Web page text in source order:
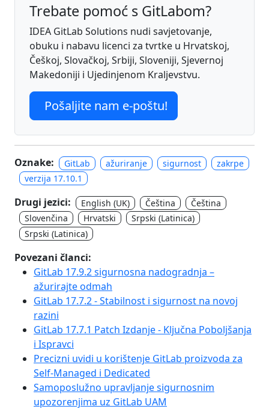
Trebate pomoć s GitLabom?
IDEA GitLab Solutions nudi savjetovanje,
obuku i nabavu licenci za tvrtke u Hrvatskoj,
Češkoj, Slovačkoj, Srbiji, Sloveniji, Sjevernoj
Makedoniji i Ujedinjenom Kraljevstvu.
Pošaljite nam e-poštu!
Oznake: GitLab ažuriranje sigurnost
zakrpe
verzija 17.10.1
Drugi jezici: English (UK) Čeština
Čeština
Slovenčina
Hrvatski
Srpski (Latinica)
Srpski (Latinica)
Povezani članci:
GitLab 17.9.2 sigurnosna nadogradnja –
ažurirajte odmah
GitLab 17.7.2 - Stabilnost i sigurnost na novoj
razini
GitLab 17.7.1 Patch Izdanje - Ključna Poboljšanja
i Ispravci
Precizni uvidi u korištenje GitLab proizvoda za
Self-Managed i Dedicated
Samoposlužno upravljanje sigurnosnim
upozorenjima uz GitLab UAM